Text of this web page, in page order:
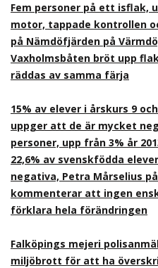
Fem personer på ett isflak,
motor, tappade kontrollen
på Nämdöfjärden på
Vaxholmsbåten bröt upp
räddas av samma färja
15% av elever i årskurs 9
uppger att de är mycket
personer, upp från 3% år
22,6% av svenskfödda
negativa, Petra Mårselius
kommenterar att ingen
förklara hela förändringen
Falköpings mejeri
miljöbrott för att ha